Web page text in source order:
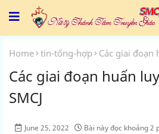
Home tin-tổng-hợp Các giai đoạn
Các giai đoạn huấn
SMCJ
June 25, 2022 Bài này đọc khoảng 2